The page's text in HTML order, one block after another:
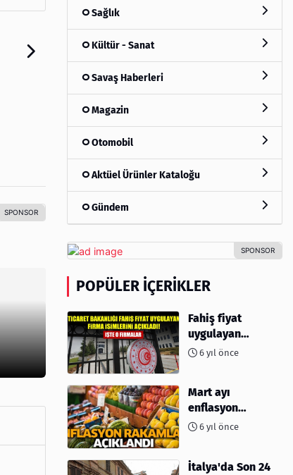
Sağlık
Kültür - Sanat
Savaş Haberleri
Magazin
Otomobil
Aktüel Ürünler Kataloğu
Gündem
POPÜLER İÇERIKLER
Fahiş fiyat
uygulayan
firmalar açıklandı
6 yıl önce
Mart ayı
enflasyon
rakamları
6 yıl önce
İtalya'da Son 24